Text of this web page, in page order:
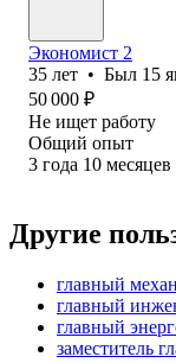
Экономист 2
35 лет • Был 15
50 000 ₽
Не ищет работу
Общий опыт
3 года 10 месяцев
Другие
главный
главный
главный
заместитель